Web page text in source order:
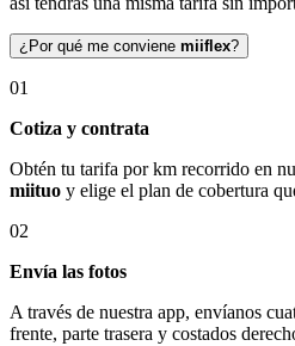
¿Por qué me conviene miiflex?
01
Cotiza y contrata
Obtén tu tarifa por km recorrido en
miituo y elige el plan de cobertura
02
Envía las fotos
A través de nuestra app, envíanos
frente, parte trasera y costados